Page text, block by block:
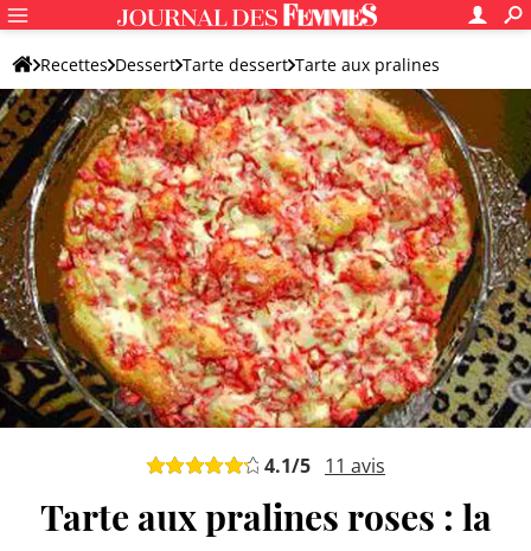
Recettes Dessert Tarte dessert Tarte aux pralines
4.1/5 11 avis
Tarte aux pralines roses : la